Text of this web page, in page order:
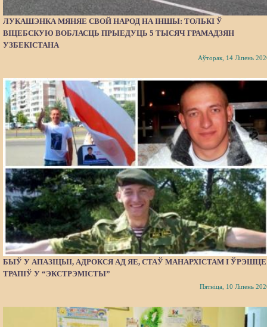
ЛУКАШЭНКА МЯНЯЕ СВОЙ НАРОД НА ІНШЫ: ТОЛЬКІ Ў
ВІЦЕБСКУЮ ВОБЛАСЦЬ ПРЫЕДУЦЬ 5 ТЫСЯЧ ГРАМАДЗЯН
УЗБЕКІСТАНА
Аўторак, 14 Ліпень
БЫЎ У АПАЗІЦЫІ, АДРОКСЯ АД ЯЕ, СТАЎ МАНАРХІСТАМ І ЎРЭШЦЕ
ТРАПІЎ У “ЭКСТРЭМІСТЫ”
Пятніца, 10 Ліпень